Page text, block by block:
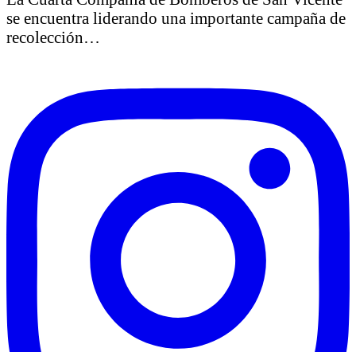
se encuentra liderando una importante campaña de
recolección…